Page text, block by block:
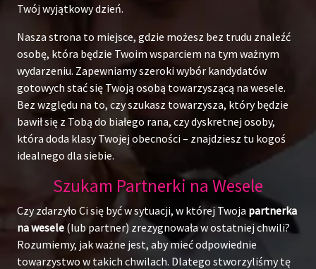
Twój wyjątkowy dzień.
Nasza strona to miejsce, gdzie możesz bez trudu znaleźć
osobę, która będzie Twoim wsparciem na tym ważnym
wydarzeniu. Zapewniamy szeroki wybór kandydatów
gotowych stać się Twoją osobą towarzyszącą na wesele.
Bez względu na to, czy szukasz towarzysza, który będzie
bawił się z Tobą do białego rana, czy dyskretnej osoby,
która doda klasy Twojej obecności – znajdziesz tu kogoś
idealnego dla siebie.
Szukam Partnerki na Wesele
Czy zdarzyło Ci się być w sytuacji, w której Twoja partnerka
na wesele (lub partner) zrezygnowała w ostatniej chwili?
Rozumiemy, jak ważne jest, aby mieć odpowiednie
towarzystwo w takich chwilach. Dlatego stworzyliśmy tę